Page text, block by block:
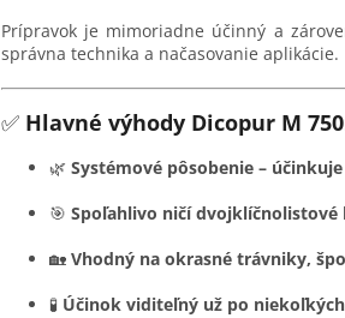
Prípravok je mimoriadne účinný a
správna technika a načasovanie aplikácie.
✅ Hlavné výhody Dicopur M 750
🌿 Systémové pôsobenie –
🎯 Spoľahlivo ničí
🏡 Vhodný na okrasné trávniky,
🧪 Účinok viditeľný už po